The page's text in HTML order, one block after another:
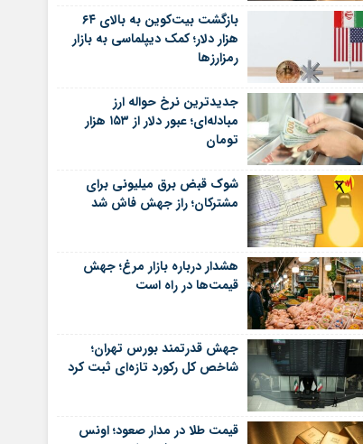
بازگشت بیت‌کوین به بالای ۶۴
هزار دلار؛ کمک دیپلماسی به بازار
رمزارزها
جدیدترین نرخ حواله ارز
مبادله‌ای؛ عبور دلار از ۱۵۳ هزار
تومان
شوک قبض برق میلیونی برای
مشترکان؛ راز جهش فاش شد
هشدار درباره بازار مرغ؛ جهش
قیمت‌ها در راه است
جهش قدرتمند بورس تهران؛
شاخص کل رکورد تازه‌ای ثبت کرد
قیمت طلا در مدار صعود؛ اونس